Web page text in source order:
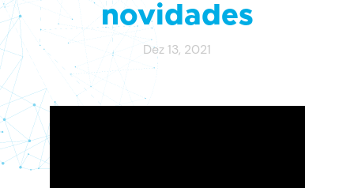
novidades
Dez 13, 2021